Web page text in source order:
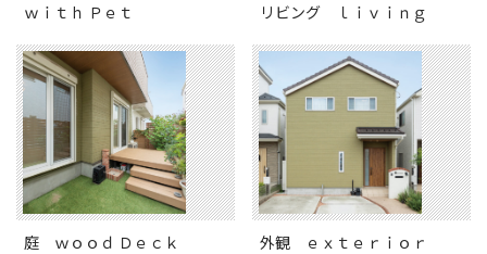
ｗｉｔｈ Ｐｅｔ リビング ｌｉｖｉｎｇ
庭 ｗｏｏｄ Ｄｅｃｋ 外観 ｅｘｔｅｒｉｏｒ